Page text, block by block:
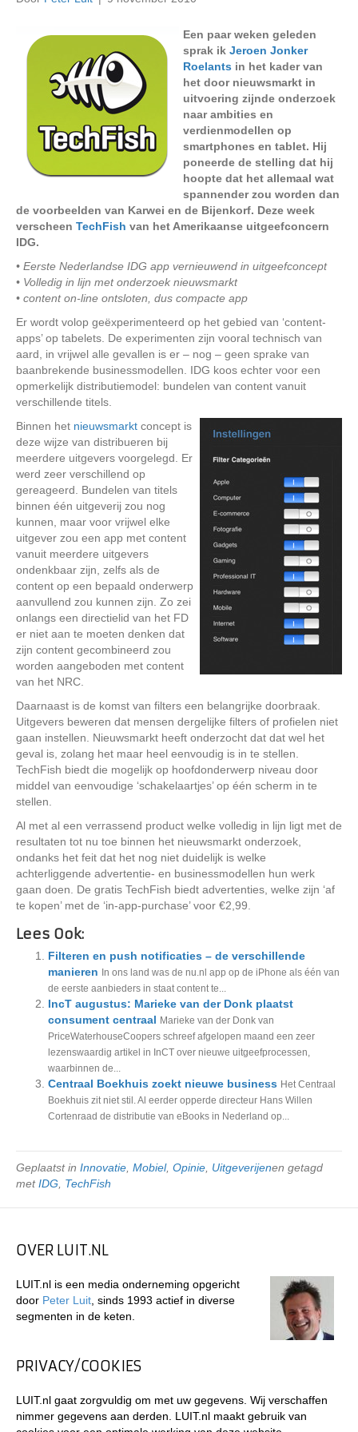
Een paar weken geleden
sprak ik Jeroen Jonker
Roelants in het kader van
het door nieuwsmarkt in
uitvoering zijnde onderzoek
naar ambities en
verdienmodellen op
smartphones en tablet. Hij
poneerde de stelling dat hij
hoopte dat het allemaal wat
spannender zou worden dan
de voorbeelden van Karwei en de Bijenkorf. Deze week
verscheen TechFish van het Amerikaanse uitgeefconcern
IDG.
• Eerste Nederlandse IDG app vernieuwend in uitgeefconcept
• Volledig in lijn met onderzoek nieuwsmarkt
• content on-line ontsloten, dus compacte app
Er wordt volop geëxperimenteerd op het gebied van ‘content-
apps’ op tabelets. De experimenten zijn vooral technisch van
aard, in vrijwel alle gevallen is er – nog – geen sprake van
baanbrekende businessmodellen. IDG koos echter voor een
opmerkelijk distributiemodel: bundelen van content vanuit
verschillende titels.
Binnen het nieuwsmarkt concept is
deze wijze van distribueren bij
meerdere uitgevers voorgelegd. Er
werd zeer verschillend op
gereageerd. Bundelen van titels
binnen één uitgeverij zou nog
kunnen, maar voor vrijwel elke
uitgever zou een app met content
vanuit meerdere uitgevers
ondenkbaar zijn, zelfs als de
content op een bepaald onderwerp
aanvullend zou kunnen zijn. Zo zei
onlangs een directielid van het FD
er niet aan te moeten denken dat
zijn content gecombineerd zou
worden aangeboden met content
van het NRC.
Daarnaast is de komst van filters een belangrijke doorbraak.
Uitgevers beweren dat mensen dergelijke filters of profielen niet
gaan instellen. Nieuwsmarkt heeft onderzocht dat dat wel het
geval is, zolang het maar heel eenvoudig is in te stellen.
TechFish biedt die mogelijk op hoofdonderwerp niveau door
middel van eenvoudige ‘schakelaartjes’ op één scherm in te
stellen.
Al met al een verrassend product welke volledig in lijn ligt met de
resultaten tot nu toe binnen het nieuwsmarkt onderzoek,
ondanks het feit dat het nog niet duidelijk is welke
achterliggende advertentie- en businessmodellen hun werk
gaan doen. De gratis TechFish biedt advertenties, welke zijn ‘af
te kopen’ met de ‘in-app-purchase’ voor €2,99.
Lees Ook:
Filteren en push notificaties – de verschillende
manieren In ons land was de nu.nl app op de iPhone als één van
de eerste aanbieders in staat content te...
IncT augustus: Marieke van der Donk plaatst
consument centraal Marieke van der Donk van
PriceWaterhouseCoopers schreef afgelopen maand een zeer
lezenswaardig artikel in InCT over nieuwe uitgeefprocessen,
waarbinnen de...
Centraal Boekhuis zoekt nieuwe business Het Centraal
Boekhuis zit niet stil. Al eerder opperde directeur Hans Willen
Cortenraad de distributie van eBooks in Nederland op...
Geplaatst in Innovatie Mobiel, Opinie Uitgeverijenen getagd
metIDG TechFish
OVER LUIT.NL
LUIT.nl is een media onderneming opgericht
door Peter Luit , sinds 1993 actief in diverse
segmenten in de keten.
PRIVACY/COOKIES
LUIT.nl gaat zorgvuldig om met uw gegevens. Wij verschaffen
nimmer gegevens aan derden. LUIT.nl maakt gebruik van